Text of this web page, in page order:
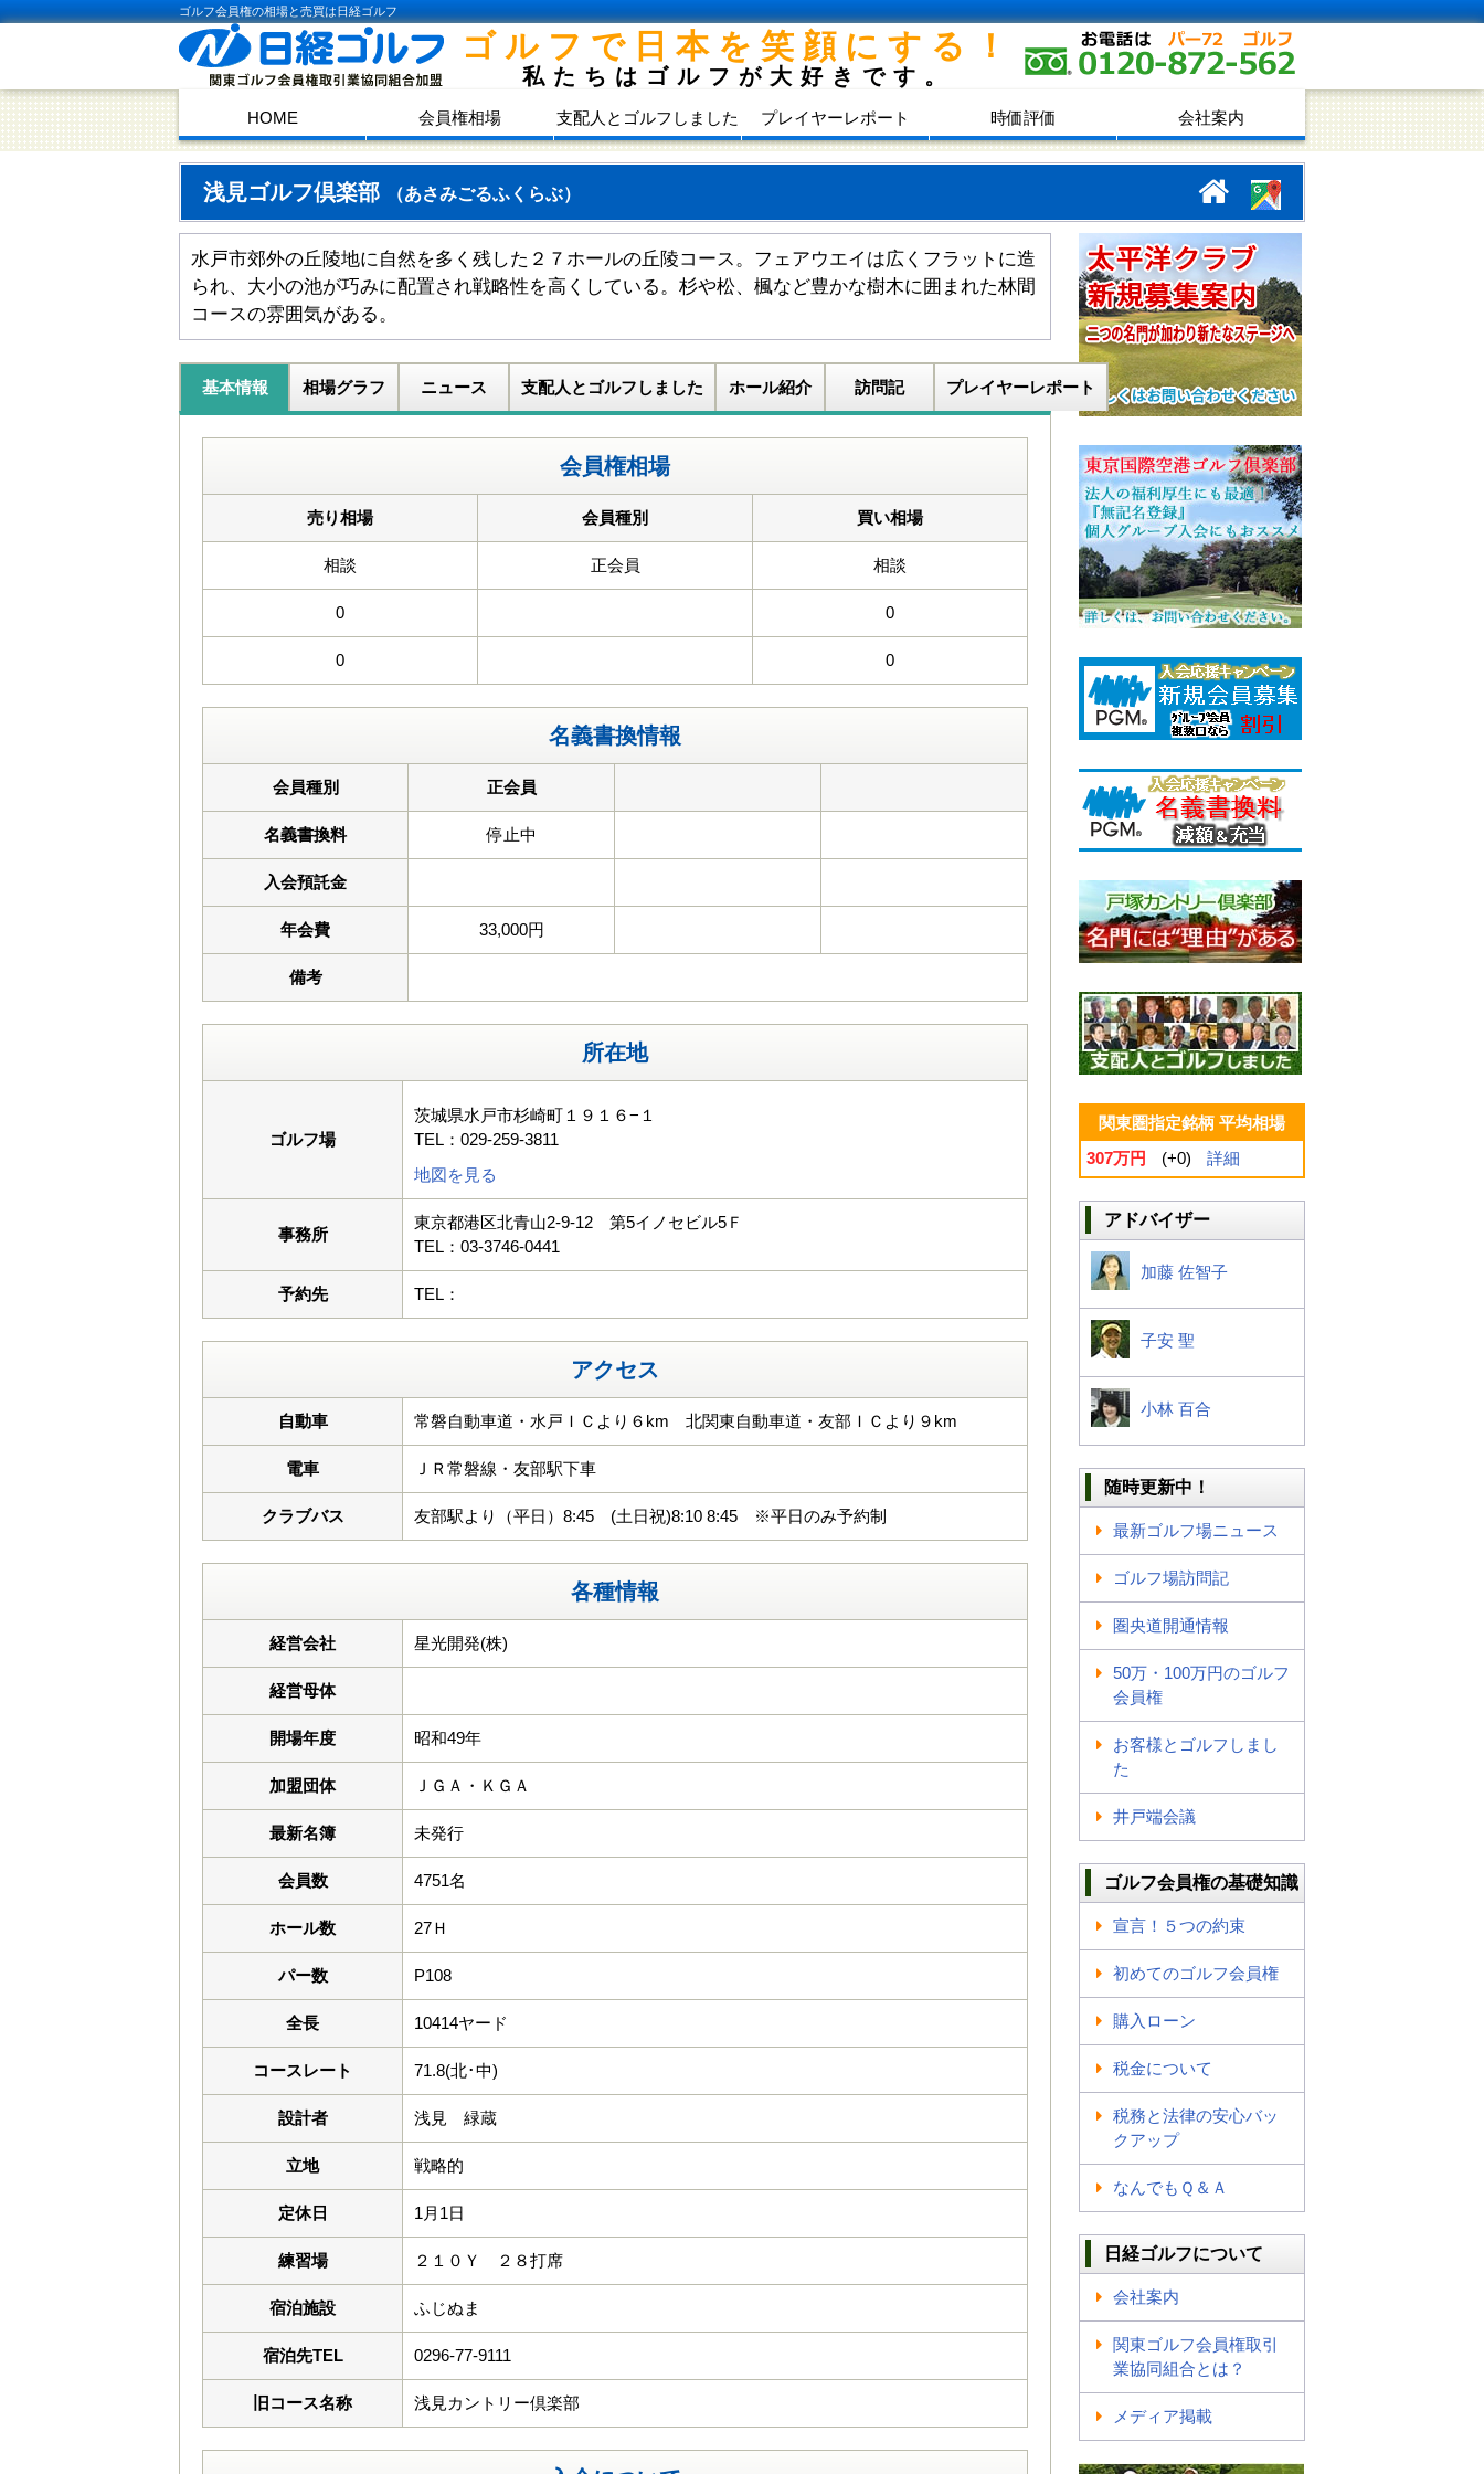
ゴルフ会員権の相場と売買は日経ゴルフ
ゴルフで日本を笑顔にする！
私たちはゴルフが大好きです。
HOME 会員権相場 支配人とゴルフしました プレイヤーレポート 時価評価 会社案内
浅見ゴルフ倶楽部 （あさみごるふくらぶ）
水戸市郊外の丘陵地に自然を多く残した２７ホールの丘陵コース。フェアウエイは広くフラットに造
られ、大小の池が巧みに配置され戦略性を高くしている。杉や松、楓など豊かな樹木に囲まれた林間
コースの雰囲気がある。
基本情報 相場グラフ ニュース 支配人とゴルフしました ホール紹介 訪問記 プレイヤーレポート
会員権相場
売り相場 会員種別 買い相場
相談 正会員 相談
0 0
0 0
名義書換情報
会員種別 正会員
名義書換料 停止中
入会預託金
年会費 33,000円
備考
所在地
ゴルフ場
茨城県水戸市杉崎町１９１６−１
TEL：029-259-3811
地図を見る
事務所
東京都港区北青山2-9-12 第5イノセビル5Ｆ
TEL：03-3746-0441
予約先 TEL：
アクセス
自動車 常磐自動車道・水戸ＩＣより６km 北関東自動車道・友部ＩＣより９km
電車 ＪＲ常磐線・友部駅下車
クラブバス 友部駅より（平日）8:45 (土日祝)8:10 8:45 ※平日のみ予約制
各種情報
経営会社 星光開発(株)
経営母体
開場年度 昭和49年
加盟団体 ＪＧＡ・ＫＧＡ
最新名簿 未発行
会員数 4751名
ホール数 27Ｈ
パー数 P108
全長 10414ヤード
コースレート 71.8(北･中)
設計者 浅見 緑蔵
立地 戦略的
定休日 1月1日
練習場 ２１０Ｙ ２８打席
宿泊施設 ふじぬま
宿泊先TEL 0296-77-9111
旧コース名称 浅見カントリー倶楽部
関東圏指定銘柄 平均相場
307万円
(+0) 詳細
アドバイザー
加藤 佐智子
子安 聖
小林 百合
随時更新中！
最新ゴルフ場ニュース
ゴルフ場訪問記
圏央道開通情報
50万・100万円のゴルフ
会員権
お客様とゴルフしまし
た
井戸端会議
ゴルフ会員権の基礎知識
宣言！５つの約束
初めてのゴルフ会員権
購入ローン
税金について
税務と法律の安心バッ
クアップ
なんでもＱ＆Ａ
日経ゴルフについて
会社案内
関東ゴルフ会員権取引
業協同組合とは？
メディア掲載